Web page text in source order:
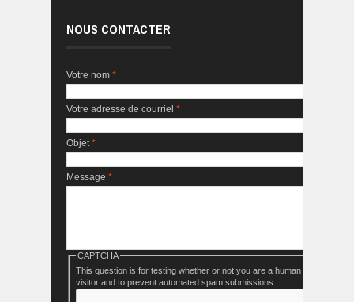
NOUS CONTACTER
Votre nom *
Votre adresse de courriel *
Objet *
Message *
CAPTCHA
This question is for testing whether or not you are a human
visitor and to prevent automated spam submissions.